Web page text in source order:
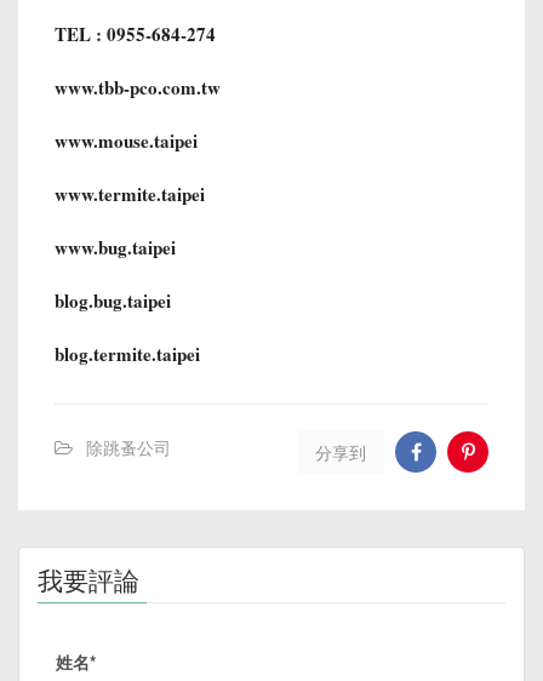
TEL : 0955-684-274
www.tbb-pco.com.tw
www.mouse.taipei
www.termite.taipei
www.bug.taipei
blog.bug.taipei
blog.termite.taipei
除跳蚤公司 分享到
我要評論
姓名*